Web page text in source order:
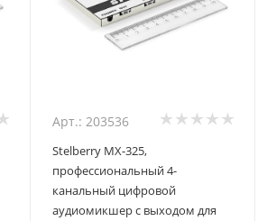
Арт.: 203536
Stelberry MX-325,
профессиональный 4-
канальный цифровой
аудиомикшер с выходом для